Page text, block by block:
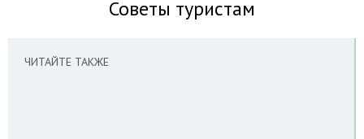
Советы туристам
ЧИТАЙТЕ ТАКЖЕ